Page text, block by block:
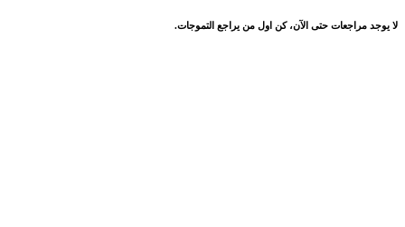
لا يوجد مراجعات حتى الآن، كن اول من يراجع التموجات.